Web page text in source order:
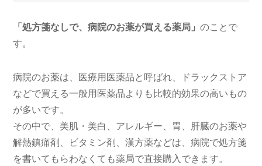
「処方箋なしで、病院のお薬が買える薬局」のことで
す。
病院のお薬は、医療用医薬品と呼ばれ、ドラックストア
などで買える一般用医薬品よりも比較的効果の高いもの
が多いです。
その中で、美肌・美白、アレルギー、胃、肝臓のお薬や
解熱鎮痛剤、ビタミン剤、漢方薬などは、病院で処方箋
を書いてもらわなくても薬局で直接購入できます。